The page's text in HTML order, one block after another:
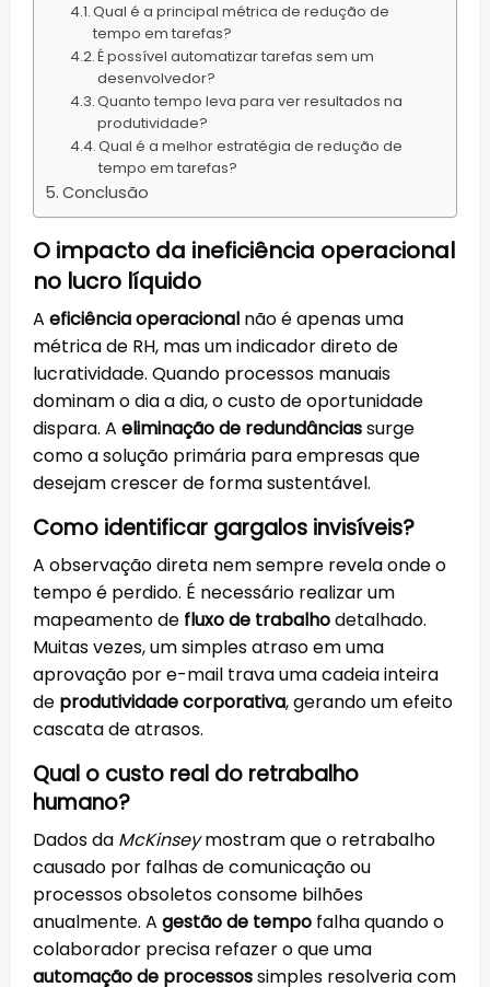
Qual é a principal métrica de redução de
tempo em tarefas?
É possível automatizar tarefas sem um
desenvolvedor?
Quanto tempo leva para ver resultados na
produtividade?
Qual é a melhor estratégia de redução de
tempo em tarefas?
Conclusão
O impacto da ineficiência operacional
no lucro líquido
A eficiência operacional não é apenas uma
métrica de RH, mas um indicador direto de
lucratividade. Quando processos manuais
dominam o dia a dia, o custo de oportunidade
dispara. A eliminação de redundânciassurge
como a solução primária para empresas que
desejam crescer de forma sustentável.
Como identificar gargalos invisíveis?
A observação direta nem sempre revela onde o
tempo é perdido. É necessário realizar um
mapeamento de fluxo de trabalhodetalhado.
Muitas vezes, um simples atraso em uma
aprovação por e-mail trava uma cadeia inteira
de produtividade corporativa, gerando um efeito
cascata de atrasos.
Qual o custo real do retrabalho
humano?
Dados da McKinseymostram que o retrabalho
causado por falhas de comunicação ou
processos obsoletos consome bilhões
anualmente. A gestão de tempo falha quando o
colaborador precisa refazer o que uma
automação de processossimples resolveria com